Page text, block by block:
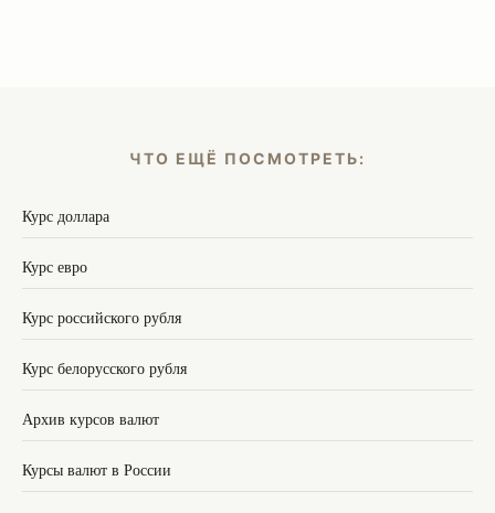
ЧТО ЕЩЁ ПОСМОТРЕТЬ:
Курс доллара
Курс евро
Курс российского рубля
Курс белорусского рубля
Архив курсов валют
Курсы валют в России